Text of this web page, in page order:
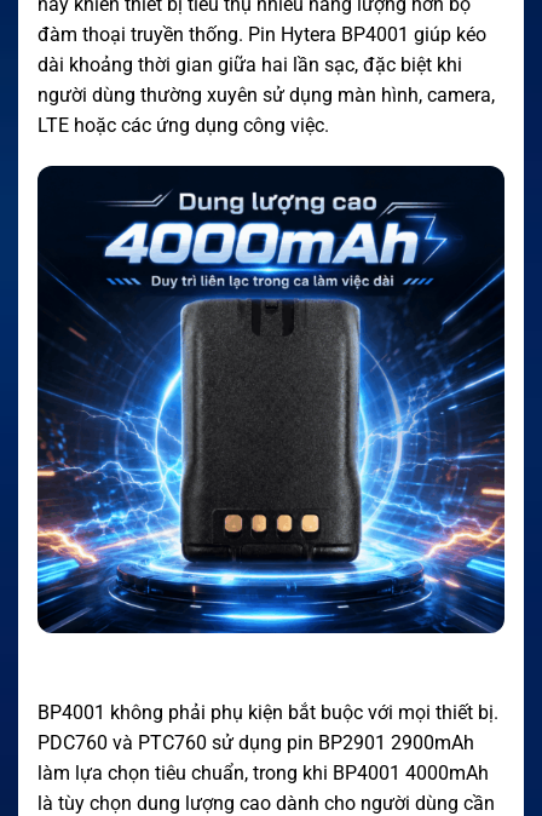
đàm thoại truyền thống. Pin Hytera BP4001 giúp kéo
dài khoảng thời gian giữa hai lần sạc, đặc biệt khi
người dùng thường xuyên sử dụng màn hình, camera,
LTE hoặc các ứng dụng công việc.
BP4001 không phải phụ kiện bắt buộc với mọi thiết bị.
PDC760 và PTC760 sử dụng pin BP2901 2900mAh
làm lựa chọn tiêu chuẩn, trong khi BP4001 4000mAh
là tùy chọn dung lượng cao dành cho người dùng cần